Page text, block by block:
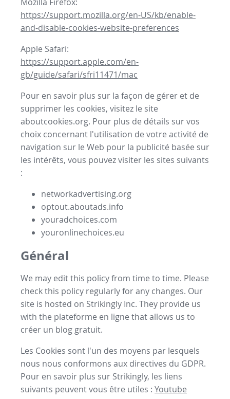
https://support.mozilla.org/en-US/kb/enable-
and-disable-cookies-website-preferences
Apple Safari:
https://support.apple.com/en-
gb/guide/safari/sfri11471/mac
Pour en savoir plus sur la façon de gérer et de
supprimer les cookies, visitez le site
aboutcookies.org. Pour plus de détails sur vos
choix concernant l'utilisation de votre activité de
navigation sur le Web pour la publicité basée sur
les intérêts, vous pouvez visiter les sites suivants
:
networkadvertising.org
optout.aboutads.info
youradchoices.com
youronlinechoices.eu
Général
We may edit this policy from time to time. Please
check this policy regularly for any changes. Our
site is hosted on Strikingly Inc. They provide us
with the plateforme en ligne that allows us to
créer un blog gratuit.
Les Cookies sont l'un des moyens par lesquels
nous nous conformons aux directives du GDPR.
Pour en savoir plus sur Strikingly, les liens
suivants peuvent vous être utiles : Youtube